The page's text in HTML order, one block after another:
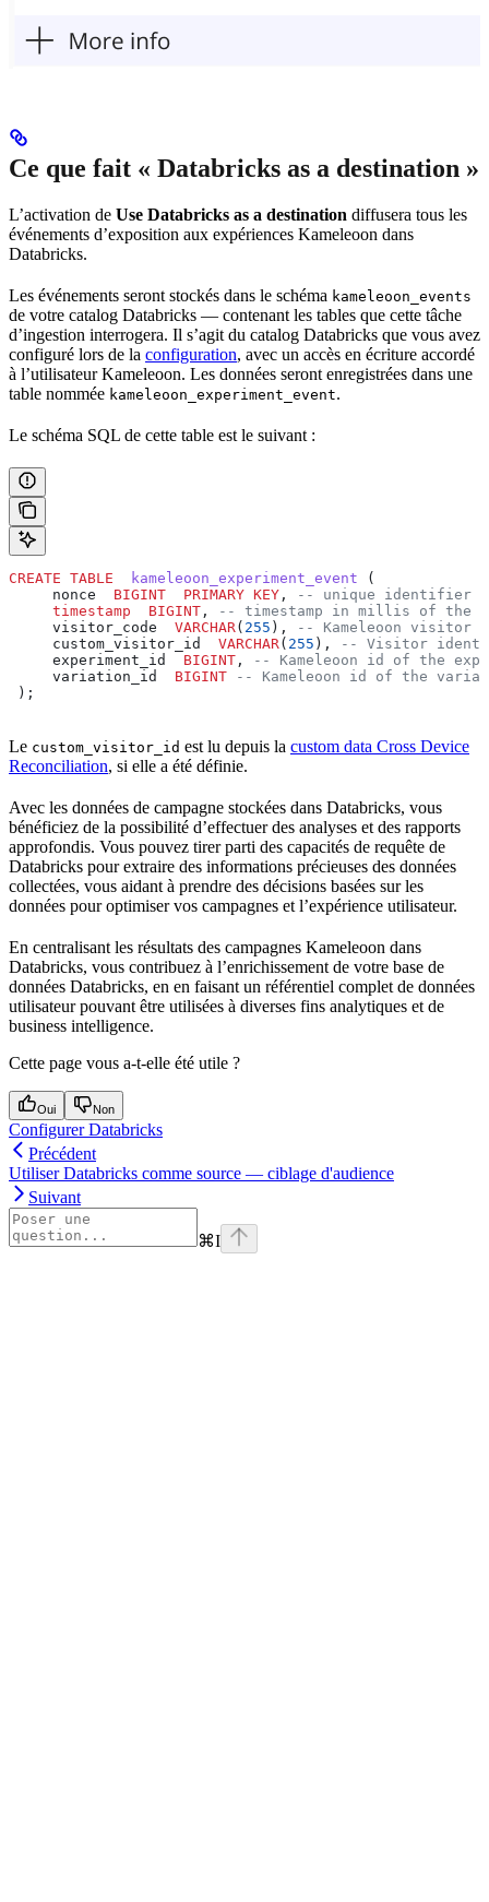
Ce que fait « Databricks as a destination »
L’activation de Use Databricks as a destination diffusera tous les
événements d’exposition aux expériences Kameleoon dans
Databricks.
Les événements seront stockés dans le schéma kameleoon_events
de votre catalog Databricks — contenant les tables que cette tâche
d’ingestion interrogera. Il s’agit du catalog Databricks que vous avez
configuré lors de la configuration, avec un accès en écriture accordé
à l’utilisateur Kameleoon. Les données seront enregistrées dans une
table nommée kameleoon_experiment_event.
Le schéma SQL de cette table est le suivant :
CREATE TABLE
  kameleoon_experiment_event
(
     nonce
BIGINT
  PRIMARY KEY
,
-- unique identifier
     timestamp
  BIGINT
,
-- timestamp in millis of the
     visitor_code
VARCHAR( 255 ),
-- Kameleoon visitor
     custom_visitor_id
VARCHAR( 255 ),
-- Visitor
     experiment_id
BIGINT ,
-- Kameleoon id of the
     variation_id
BIGINT -- Kameleoon id of the
);
Le custom_visitor_id est lu depuis la custom data Cross Device
Reconciliation, si elle a été définie.
Avec les données de campagne stockées dans Databricks, vous
bénéficiez de la possibilité d’effectuer des analyses et des rapports
approfondis. Vous pouvez tirer parti des capacités de requête de
Databricks pour extraire des informations précieuses des données
collectées, vous aidant à prendre des décisions basées sur les
données pour optimiser vos campagnes et l’expérience utilisateur.
En centralisant les résultats des campagnes Kameleoon dans
Databricks, vous contribuez à l’enrichissement de votre base de
données Databricks, en en faisant un référentiel complet de données
utilisateur pouvant être utilisées à diverses fins analytiques et de
business intelligence.
Cette page vous a-t-elle été utile ?
Oui Non
Configurer Databricks
Précédent
Utiliser Databricks comme source — ciblage d'audience
Suivant
⌘I